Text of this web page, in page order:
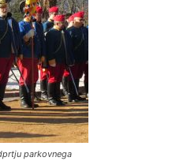
parkovnega